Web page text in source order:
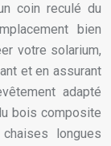
coin reculé du
bien
votre solarium,
et en assurant
adapté
bois composite
longues